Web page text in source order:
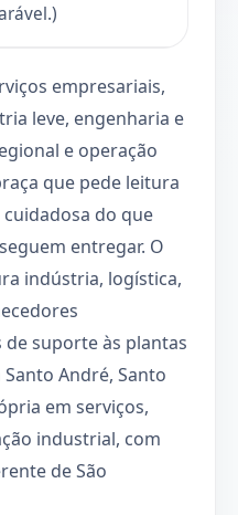
empresariais,
leve, engenharia e
e operação
que pede leitura
do que
entregar. O
indústria, logística,
de suporte às plantas
André, Santo
em serviços,
industrial, com
de São